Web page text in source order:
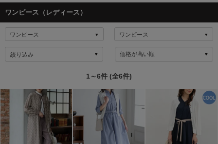
ワンピース（レディース）
絞り込み
1～6件 (全6件)